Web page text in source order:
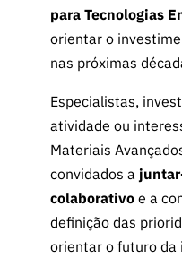
para Tecnologias
orientar o
nas próximas
Especialistas,
atividade ou
Materiais
convidados a
colaborativo e a
definição das
orientar o futuro da